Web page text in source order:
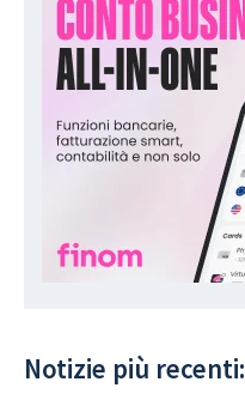
Notizie più recenti: